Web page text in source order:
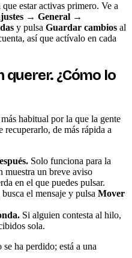
estar activas primero. Ve a
→ General →
y pulsa Guardar cambios al
así que actívalo en cada
querer. ¿Cómo lo
habitual por la que la gente
recuperarlo, de más rápida a
Solo funciona para la
muestra un breve aviso
en el que puedes pulsar.
busca el mensaje y pulsa Mover
Si alguien contesta al hilo,
sola.
ha perdido; está a una